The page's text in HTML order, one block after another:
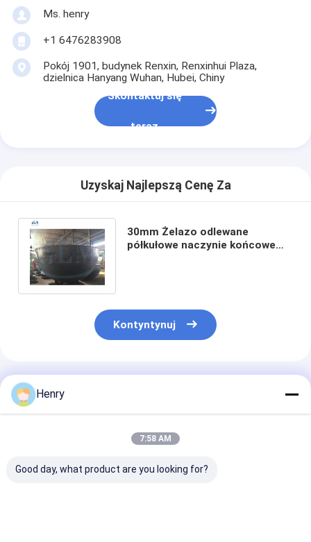
Ms. henry
+1 6476283908
Pokój 1901, budynek Renxin, Renxinhui Plaza,
dzielnica Hanyang Wuhan, Hubei, Chiny
Skontaktuj się
teraz
Uzyskaj Najlepszą Cenę Za
30mm Żelazo odlewane
półkułowe naczynie końcowe
Kontyntynuj
Polecane Produkty
Henry
7:58 AM
Good day, what product are you looking for?